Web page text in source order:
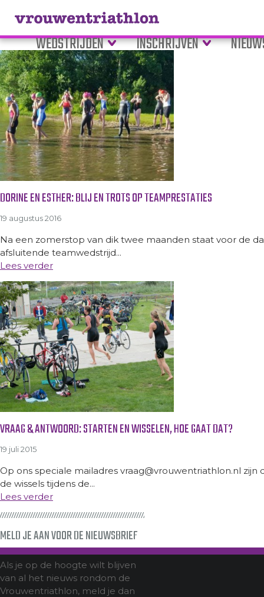
WEDSTRIJDEN INSCHRIJVEN
Tag Archive: starten
DORINE EN ESTHER: BLIJ EN TROTS OP TEAMPRESTATIES
19 augustus 2016
Na een zomerstop van dik twee maanden staat voor de
afsluitende teamwedstrijd...
Lees verder
VRAAG & ANTWOORD: STARTEN EN WISSELEN, HOE GAAT DAT?
19 juli 2015
Op ons speciale mailadres vraag@vrouwentriathlon.nl
de wissels tijdens de...
Lees verder
MELD JE AAN VOOR DE NIEUWSBRIEF
Als je op de hoogte wilt blijven
van al het nieuws rondom de
Vrouwentriathlon, meld je dan